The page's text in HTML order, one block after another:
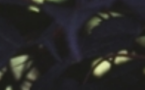
아틀리에
공지사항